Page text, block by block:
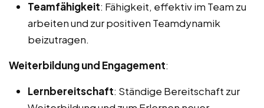
Teamfähigkeit: Fähigkeit, effektiv im Team zu
arbeiten und zur positiven Teamdynamik
beizutragen.
Weiterbildung und Engagement:
Lernbereitschaft: Ständige Bereitschaft zur